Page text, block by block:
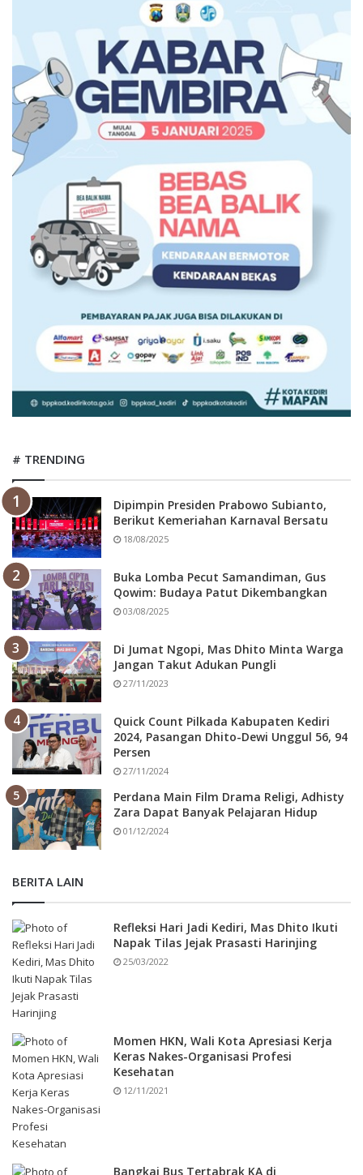
# TRENDING
Dipimpin Presiden Prabowo Subianto,
Berikut Kemeriahan Karnaval Bersatu
18/08/2025
Buka Lomba Pecut Samandiman, Gus
Qowim: Budaya Patut Dikembangkan
03/08/2025
Di Jumat Ngopi, Mas Dhito Minta Warga
Jangan Takut Adukan Pungli
27/11/2023
Quick Count Pilkada Kabupaten Kediri
2024, Pasangan Dhito-Dewi Unggul 56, 94
Persen
27/11/2024
Perdana Main Film Drama Religi, Adhisty
Zara Dapat Banyak Pelajaran Hidup
01/12/2024
BERITA LAIN
Refleksi Hari Jadi Kediri, Mas Dhito Ikuti
Napak Tilas Jejak Prasasti Harinjing
25/03/2022
Momen HKN, Wali Kota Apresiasi Kerja
Keras Nakes-Organisasi Profesi
Kesehatan
12/11/2021
Bangkai Bus Tertabrak KA di